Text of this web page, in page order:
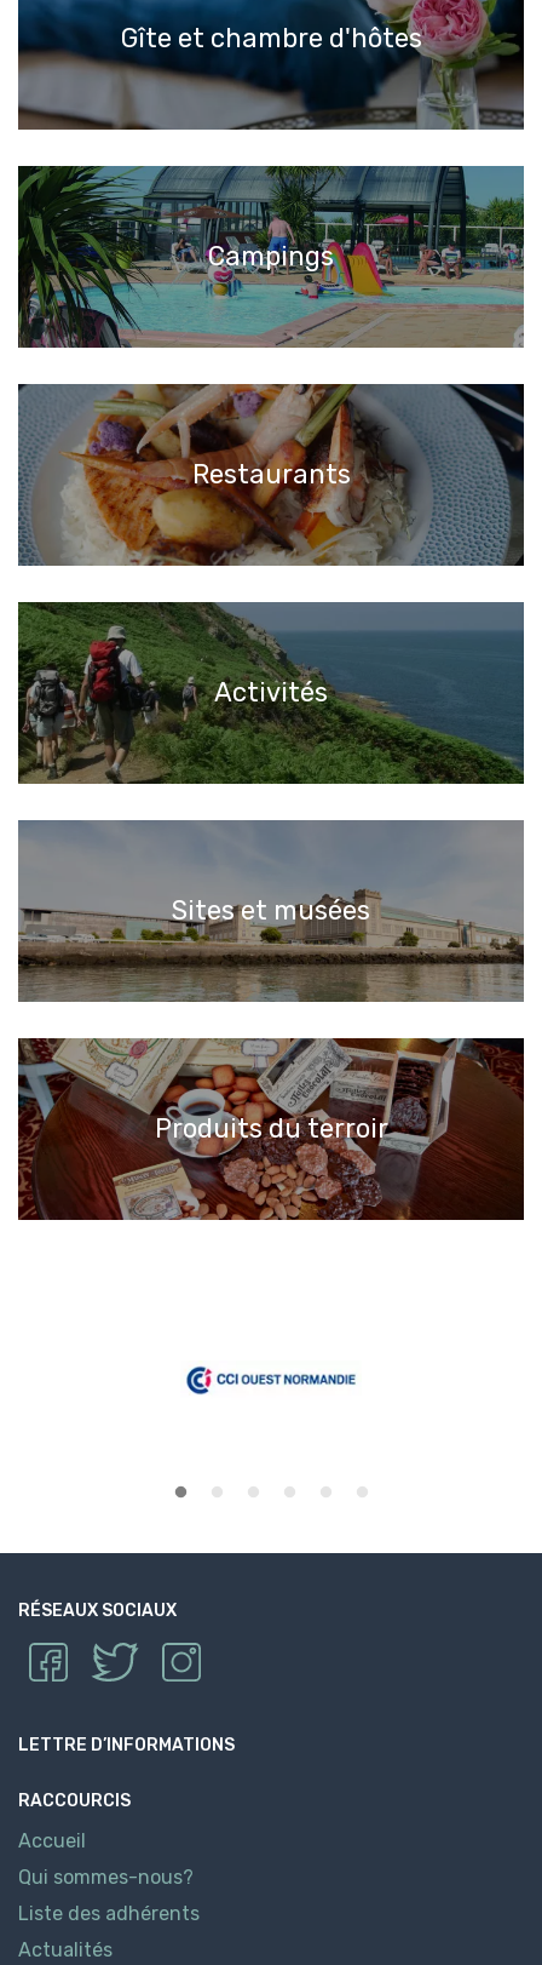
Gîte et chambre d'hôtes
Campings
Restaurants
Activités
Sites et musées
Produits du terroir
RÉSEAUX SOCIAUX
LETTRE D’INFORMATIONS
RACCOURCIS
Accueil
Qui sommes-nous?
Liste des adhérents
Actualités